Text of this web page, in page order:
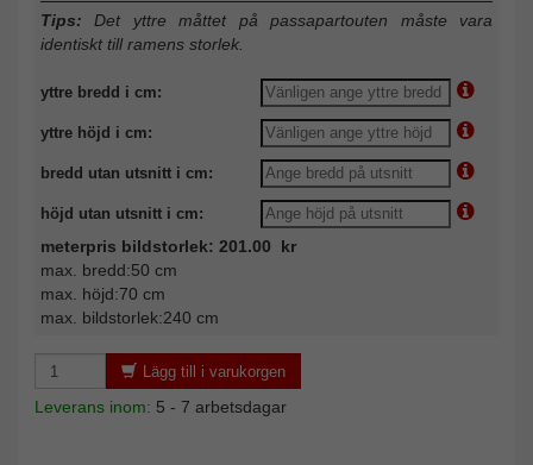
Tips: Det yttre måttet på passapartouten måste vara
identiskt till ramens storlek.
yttre bredd i cm:
yttre höjd i cm:
bredd utan utsnitt i cm:
höjd utan utsnitt i cm:
meterpris bildstorlek: 201.00 kr
max. bredd:50 cm
max. höjd:70 cm
max. bildstorlek:240 cm
Lägg till i varukorgen
Leverans inom: 5 - 7 arbetsdagar